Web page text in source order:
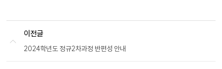
이전글
2024학년도 정규2차과정 반편성 안내